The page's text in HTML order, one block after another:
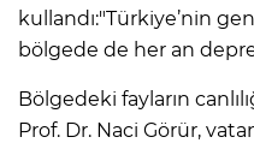
kullandı:"Türkiye’nin
bölgede de her an
Bölgedeki fayların
Prof. Dr. Naci Görür,